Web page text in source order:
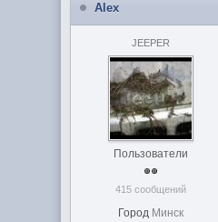
Alex
JEEPER
Пользователи
415 сообщений
Город Минск